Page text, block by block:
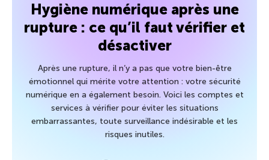
Hygiène numérique après une
rupture : ce qu’il faut vérifier et
désactiver
Après une rupture, il n’y a pas que votre bien-être
émotionnel qui mérite votre attention : votre sécurité
numérique en a également besoin. Voici les comptes et
services à vérifier pour éviter les situations
embarrassantes, toute surveillance indésirable et les
risques inutiles.